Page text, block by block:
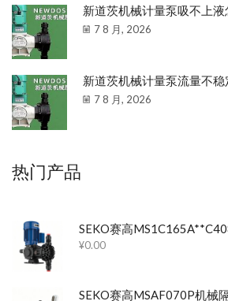
新道茨机械计量泵吸不上液
7 8 月, 2026
新道茨机械计量泵流量不稳
7 8 月, 2026
热门产品
¥0.00
SEKO赛高MSAF070P机械